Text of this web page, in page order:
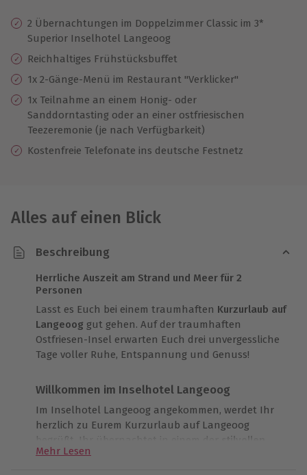
10 Jahre gültig & verlängerbar.
2 Übernachtungen im Doppelzimmer Classic im 3*
Superior Inselhotel Langeoog
Reichhaltiges Frühstücksbuffet
1x 2-Gänge-Menü im Restaurant "Verklicker"
1x Teilnahme an einem Honig- oder
Sanddorntasting oder an einer ostfriesischen
Teezeremonie (je nach Verfügbarkeit)
Kostenfreie Telefonate ins deutsche Festnetz
Alles auf einen Blick
Beschreibung
Herrliche Auszeit am Strand und Meer für 2
Personen
Lasst es Euch bei einem traumhaften Kurzurlaub auf
Langeoog gut gehen. Auf der traumhaften
Ostfriesen-Insel erwarten Euch drei unvergessliche
Tage voller Ruhe, Entspannung und Genuss!
Willkommen im Inselhotel Langeoog
Im Inselhotel Langeoog angekommen, werdet Ihr
herzlich zu Eurem Kurzurlaub auf Langeoog
begrüßt. Ihr übernachtet in einem der
stilvollen
Classic Doppelzimmer
Mehr Lesen